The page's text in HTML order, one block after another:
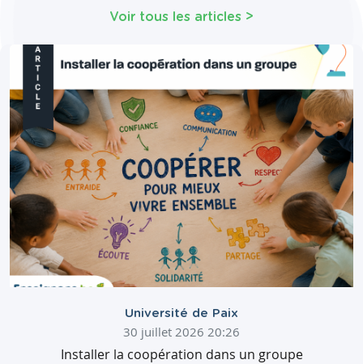
Voir tous les articles >
Université de Paix
30 juillet 2026 20:26
Installer la coopération dans un groupe